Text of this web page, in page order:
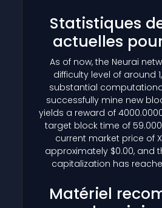
Statistiques
actuelles
As of now, the Neurai
difficulty level of around
substantial
successfully mine new
yields a reward of
target block time of
current market price of
approximately $0.00, and
capitalization has
Matériel